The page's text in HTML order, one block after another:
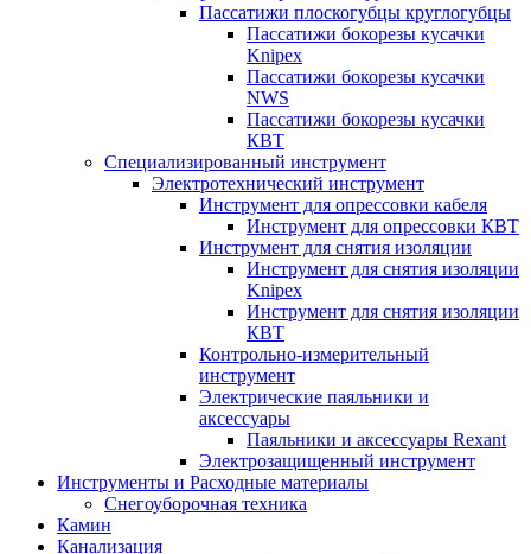
Пассатижи плоскогубцы круглогубцы
Пассатижи бокорезы кусачки
Knipex
Пассатижи бокорезы кусачки
NWS
Пассатижи бокорезы кусачки
КВТ
Специализированный инструмент
Электротехнический инструмент
Инструмент для опрессовки кабеля
Инструмент для опрессовки КВТ
Инструмент для снятия изоляции
Инструмент для снятия изоляции
Knipex
Инструмент для снятия изоляции
КВТ
Контрольно-измерительный
инструмент
Электрические паяльники и
аксессуары
Паяльники и аксессуары Rexant
Электрозащищенный инструмент
Инструменты и Расходные материалы
Снегоуборочная техника
Камин
Канализация